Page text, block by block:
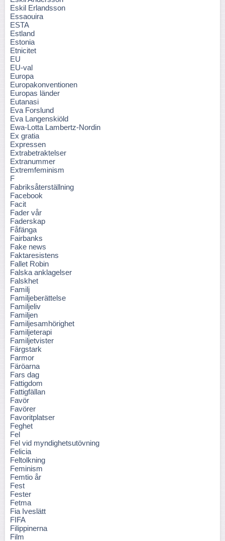
Eskil Erlandsson
Essaouira
ESTA
Estland
Estonia
Etnicitet
EU
EU-val
Europa
Europakonventionen
Europas länder
Eutanasi
Eva Forslund
Eva Langenskiöld
Ewa-Lotta Lambertz-Nordin
Ex gratia
Expressen
Extrabetraktelser
Extranummer
Extremfeminism
F
Fabriksåterställning
Facebook
Facit
Fader vår
Faderskap
Fåfänga
Fairbanks
Fake news
Faktaresistens
Fallet Robin
Falska anklagelser
Falskhet
Familj
Familjeberättelse
Familjeliv
Familjen
Familjesamhörighet
Familjeterapi
Familjetvister
Färgstark
Farmor
Färöarna
Fars dag
Fattigdom
Fattigfällan
Favör
Favörer
Favoritplatser
Feghet
Fel
Fel vid myndighetsutövning
Felicia
Feltolkning
Feminism
Femtio år
Fest
Fester
Fetma
Fia Iveslätt
FIFA
Filippinerna
Film